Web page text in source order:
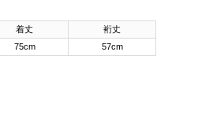
着丈
裄丈
75cm 57cm